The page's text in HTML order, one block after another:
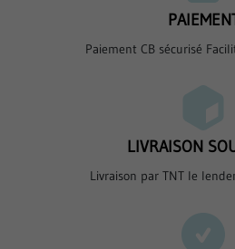
Paiement CB sécurisé
LIVRAISON
Livraison par TNT le